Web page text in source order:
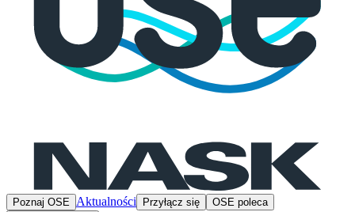
Poznaj OSE Aktualności Przyłącz się
OSE poleca